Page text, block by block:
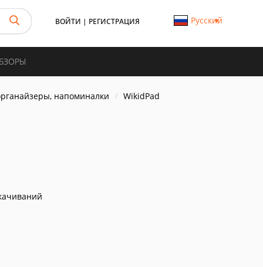
ВОЙТИ | РЕГИСТРАЦИЯ Русский
напоминалки WikidPad